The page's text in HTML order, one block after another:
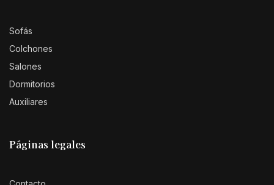
Sofás
Colchones
Salones
Dormitorios
Auxiliares
Páginas legales